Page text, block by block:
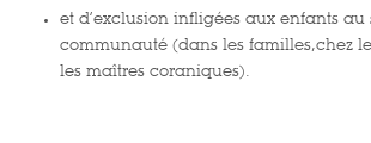
et d’exclusion infligées aux enfants au
communauté (dans les familles,chez
les maîtres coraniques).